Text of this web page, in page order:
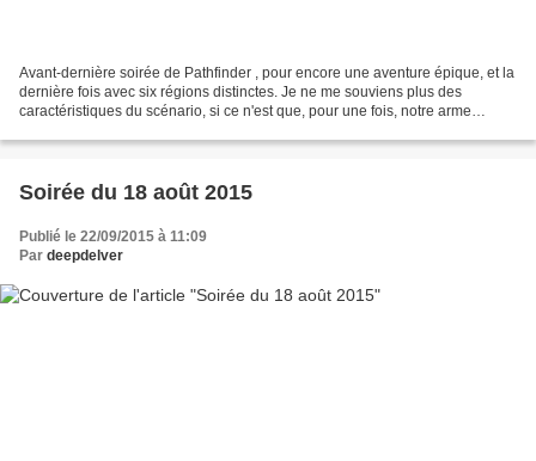
Avant-dernière soirée de Pathfinder , pour encore une aventure épique, et la
dernière fois avec six régions distinctes. Je ne me souviens plus des
caractéristiques du scénario, si ce n'est que, pour une fois, notre arme
Soirée du 18 août 2015
Publié le 22/09/2015 à 11:09
Par deepdelver